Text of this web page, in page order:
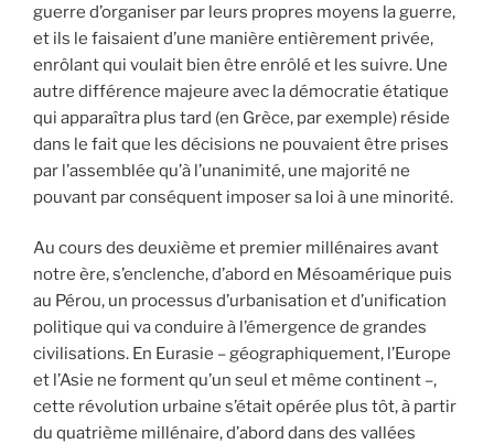
guerre d’organiser par leurs propres moyens la guerre,
et ils le faisaient d’une manière entièrement privée,
enrôlant qui voulait bien être enrôlé et les suivre. Une
autre différence majeure avec la démocratie étatique
qui apparaîtra plus tard (en Grèce, par exemple) réside
dans le fait que les décisions ne pouvaient être prises
par l’assemblée qu’à l’unanimité, une majorité ne
pouvant par conséquent imposer sa loi à une minorité.
Au cours des deuxième et premier millénaires avant
notre ère, s’enclenche, d’abord en Mésoamérique puis
au Pérou, un processus d’urbanisation et d’unification
politique qui va conduire à l’émergence de grandes
civilisations. En Eurasie – géographiquement, l’Europe
et l’Asie ne forment qu’un seul et même continent –,
cette révolution urbaine s’était opérée plus tôt, à partir
du quatrième millénaire, d’abord dans des vallées